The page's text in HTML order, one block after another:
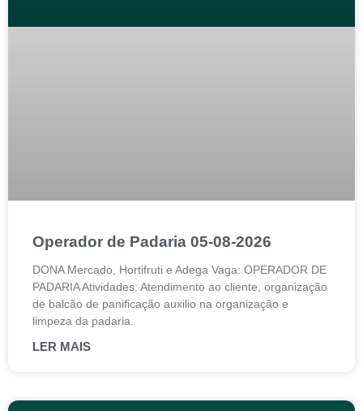
Operador de Padaria 05-08-2026
DONA Mercado, Hortifruti e Adega Vaga: OPERADOR DE
PADARIA Atividades: Atendimento ao cliente, organização
de balcão de panificação auxilio na organização e
limpeza da padaria.
LER MAIS